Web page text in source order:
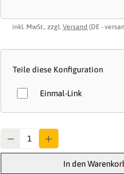
inkl. MwSt., zzgl.Versand (DE -
Teile diese Konfiguration
Einmal-Link
In den